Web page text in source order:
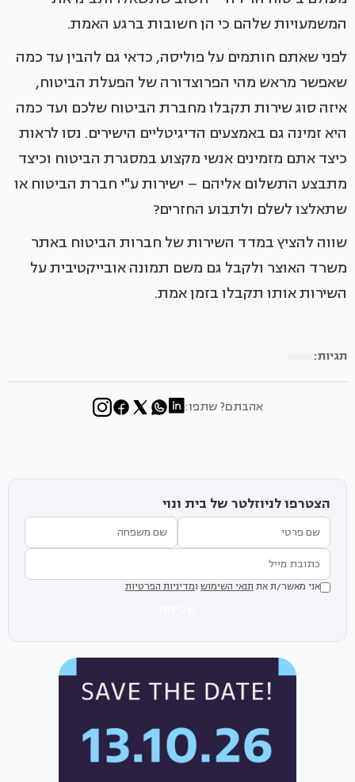
המשמעויות שלהם כי הן חשובות ברגע האמת.
לפני שאתם חותמים על פוליסה, כדאי גם להבין עד כמה
שאפשר מראש מהי הפרוצדורה של הפעלת הביטוח,
איזה סוג שירות תקבלו מחברת הביטוח שלכם ועד כמה
היא זמינה גם באמצעים הדיגיטליים הישירים. נסו לראות
כיצד אתם מזמינים אנשי מקצוע במסגרת הביטוח וכיצד
מתבצע התשלום אליהם – ישירות ע"י חברת הביטוח או
שתאלצו לשלם ולתבוע החזרים?
שווה להציץ במדד השירות של חברות הביטוח באתר
משרד האוצר ולקבל גם משם תמונה אובייקטיבית על
השירות אותו תקבלו בזמן אמת.
תגיות:
אהבתם? שתפו:
הצטרפו לניוזלטר של בית ונוי
אני מאשר/ת את תנאי השימוש ומדיניות הפרטיות